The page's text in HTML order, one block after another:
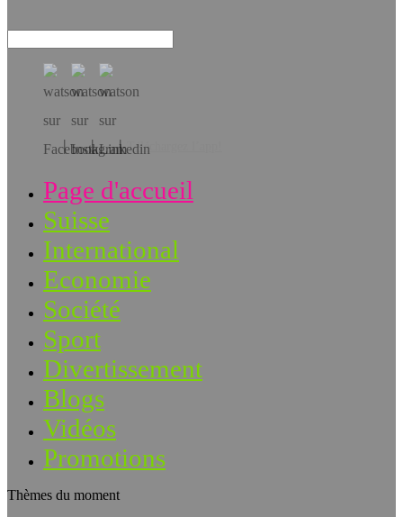
Téléchargez l’app!
Page d'accueil
Suisse
International
Economie
Société
Sport
Divertissement
Blogs
Vidéos
Promotions
Thèmes du moment